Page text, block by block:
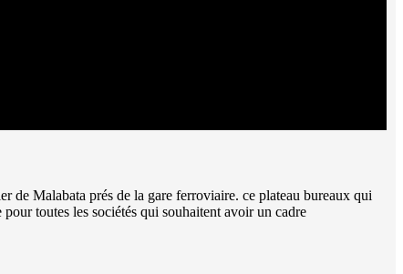
de Malabata prés de la gare ferroviaire. ce plateau bureaux qui
toutes les sociétés qui souhaitent avoir un cadre